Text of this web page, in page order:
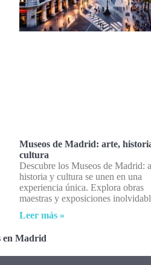
Museos de Madrid: arte,
cultura
Descubre los Museos de Madrid:
historia y cultura se unen en una
experiencia única. Explora obras
maestras y exposiciones
Leer más »
en Madrid